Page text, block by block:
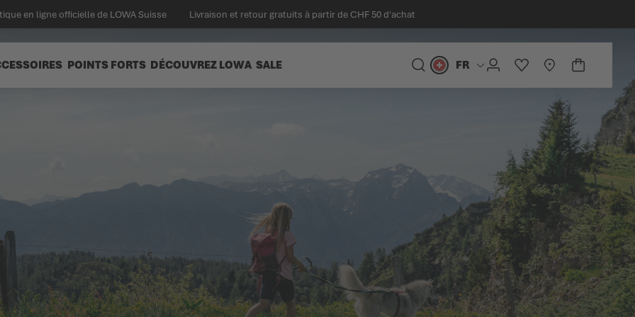
en ligne officielle de LOWA Suisse Livraison et retour gratuits à partir de CHF 50 d'achat
POINTS FORTS DÉCOUVREZ LOWA SALE
CHERCHER
Langue FR
COMPTELISTE D'ACHATS
STORELOCATOR
PANIER